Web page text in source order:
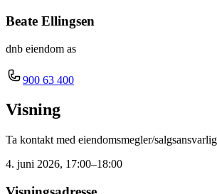
Beate Ellingsen
dnb eiendom as
900 63 400
Visning
Ta kontakt med eiendomsmegler/
4. juni 2026, 17:00–18:00